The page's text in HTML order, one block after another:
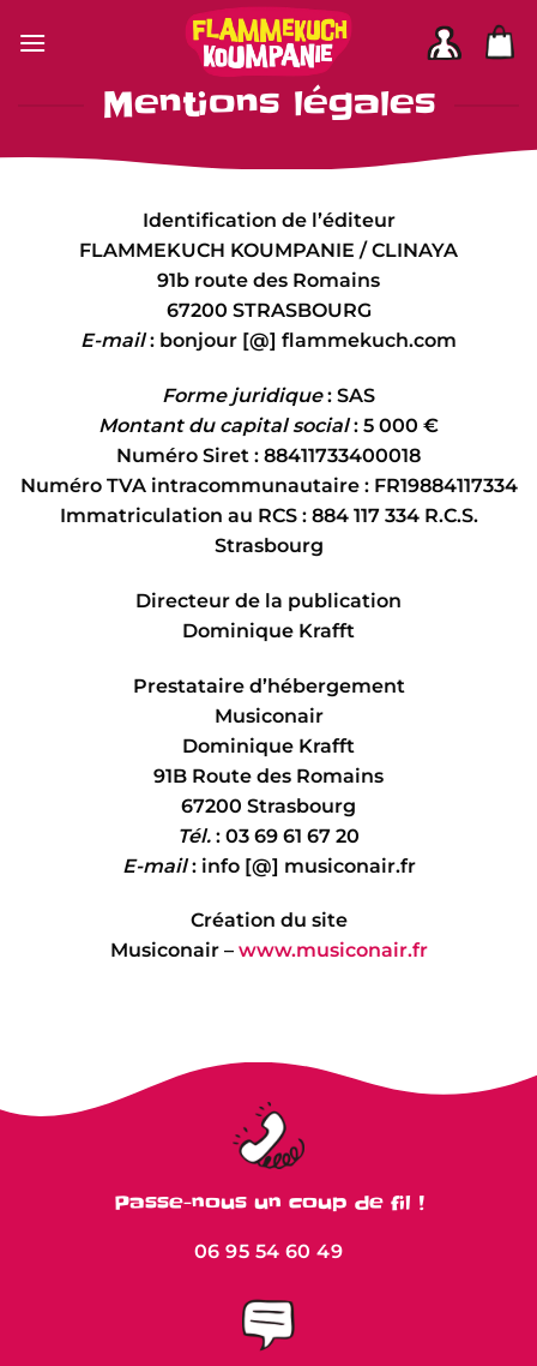
au
Mentions légales
Identification de l’éditeur
FLAMMEKUCH KOUMPANIE / CLINAYA
91b route des Romains
67200 STRASBOURG
E-mail: bonjour [@] flammekuch.com
Forme juridique: SAS
Montant du capital social: 5 000 €
Numéro Siret : 88411733400018
Numéro TVA intracommunautaire : FR19884117334
Immatriculation au RCS : 884 117 334 R.C.S.
Strasbourg
Directeur de la publication
Dominique Krafft
Prestataire d’hébergement
Musiconair
Dominique Krafft
91B Route des Romains
67200 Strasbourg
Tél. : 03 69 61 67 20
E-mail: info [@] musiconair.fr
Création du site
Musiconair – www.musiconair.fr
Passe-nous un coup de fil !
06 95 54 60 49